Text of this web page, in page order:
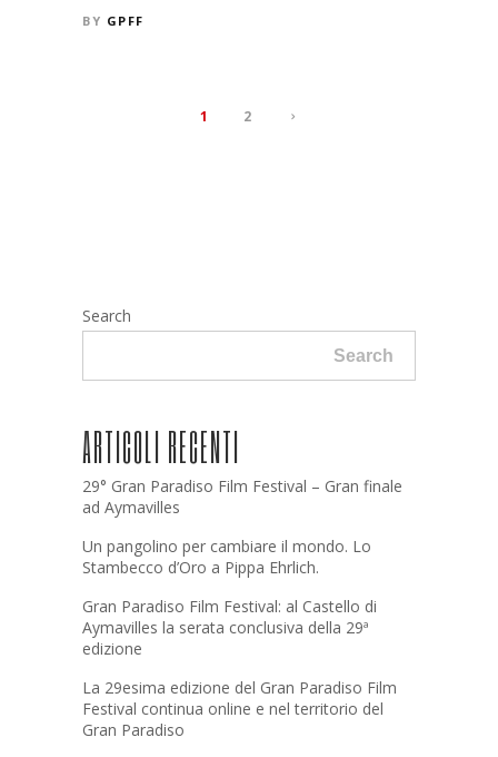
BY GPFF
1 2
Search
Search
ARTICOLI RECENTI
29° Gran Paradiso Film Festival – Gran finale
ad Aymavilles
Un pangolino per cambiare il mondo. Lo
Stambecco d’Oro a Pippa Ehrlich.
Gran Paradiso Film Festival: al Castello di
Aymavilles la serata conclusiva della 29ª
edizione
La 29esima edizione del Gran Paradiso Film
Festival continua online e nel territorio del
Gran Paradiso